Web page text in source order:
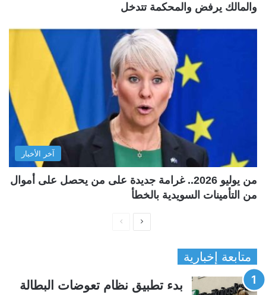
والمالك يرفض والمحكمة تتدخل
آخر الأخبار
من يوليو 2026.. غرامة جديدة على من يحصل على أموال
من التأمينات السويدية بالخطأ
ح
ح
متابعة إخبارية
بدء تطبيق نظام تعوضات البطالة